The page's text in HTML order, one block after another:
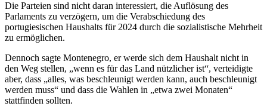
Die Parteien sind nicht daran interessiert, die Auflösung des
Parlaments zu verzögern, um die Verabschiedung des
portugiesischen Haushalts für 2024 durch die sozialistische Mehrheit
zu ermöglichen.
Dennoch sagte Montenegro, er werde sich dem Haushalt nicht in
den Weg stellen, „wenn es für das Land nützlicher ist“, verteidigte
aber, dass „alles, was beschleunigt werden kann, auch beschleunigt
werden muss“ und dass die Wahlen in „etwa zwei Monaten“
stattfinden sollten.